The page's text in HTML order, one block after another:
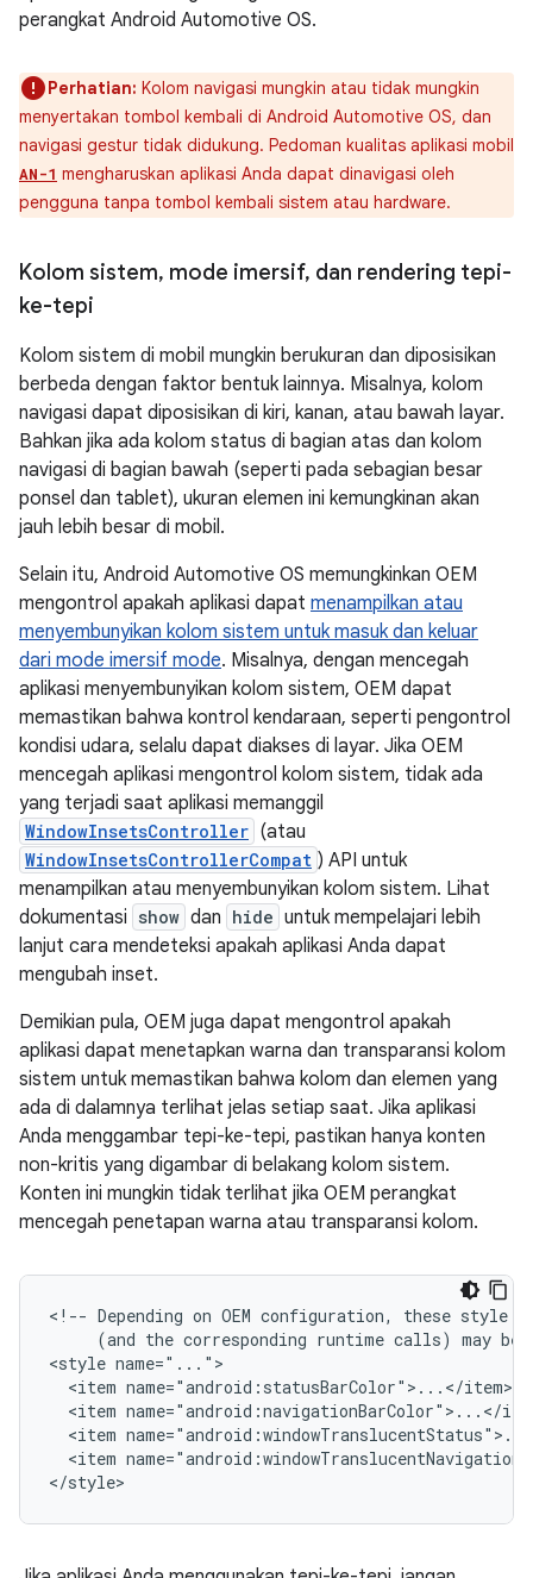
perangkat Android Automotive OS.
Perhatian: Kolom navigasi mungkin atau tidak mungkin
menyertakan tombol kembali di Android Automotive OS, dan
navigasi gestur tidak didukung. Pedoman kualitas aplikasi mobil
AN-1 mengharuskan aplikasi Anda dapat dinavigasi oleh
pengguna tanpa tombol kembali sistem atau hardware.
Kolom sistem, mode imersif, dan rendering tepi-
ke-tepi
Kolom sistem di mobil mungkin berukuran dan diposisikan
berbeda dengan faktor bentuk lainnya. Misalnya, kolom
navigasi dapat diposisikan di kiri, kanan, atau bawah layar.
Bahkan jika ada kolom status di bagian atas dan kolom
navigasi di bagian bawah (seperti pada sebagian besar
ponsel dan tablet), ukuran elemen ini kemungkinan akan
jauh lebih besar di mobil.
Selain itu, Android Automotive OS memungkinkan OEM
mengontrol apakah aplikasi dapat menampilkan atau
menyembunyikan kolom sistem untuk masuk dan keluar
dari mode imersif mode. Misalnya, dengan mencegah
aplikasi menyembunyikan kolom sistem, OEM dapat
memastikan bahwa kontrol kendaraan, seperti pengontrol
kondisi udara, selalu dapat diakses di layar. Jika OEM
mencegah aplikasi mengontrol kolom sistem, tidak ada
yang terjadi saat aplikasi memanggil
WindowInsetsController (atau
WindowInsetsControllerCompat ) API untuk
menampilkan atau menyembunyikan kolom sistem. Lihat
dokumentasi show dan hide untuk mempelajari lebih
lanjut cara mendeteksi apakah aplikasi Anda dapat
mengubah inset.
Demikian pula, OEM juga dapat mengontrol apakah
aplikasi dapat menetapkan warna dan transparansi kolom
sistem untuk memastikan bahwa kolom dan elemen yang
ada di dalamnya terlihat jelas setiap saat. Jika aplikasi
Anda menggambar tepi-ke-tepi, pastikan hanya konten
non-kritis yang digambar di belakang kolom sistem.
Konten ini mungkin tidak terlihat jika OEM perangkat
mencegah penetapan warna atau transparansi kolom.
<!-- Depending on OEM configuration, these style
(and the corresponding runtime calls) may be
<style
<item
<item
<item
<item